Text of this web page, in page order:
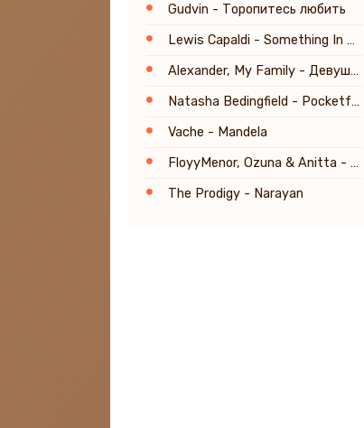
Gudvin - Торопитесь любить
Lewis Capaldi - Something In The Heavens
Alexander, My Family - Девушка-сон
Natasha Bedingfield - Pocketful of Sunshine
Vache - Mandela
FloyyMenor, Ozuna & Anitta - Gata Only (Remix)
The Prodigy - Narayan